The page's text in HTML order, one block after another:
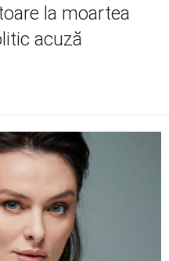
la moartea
acuză